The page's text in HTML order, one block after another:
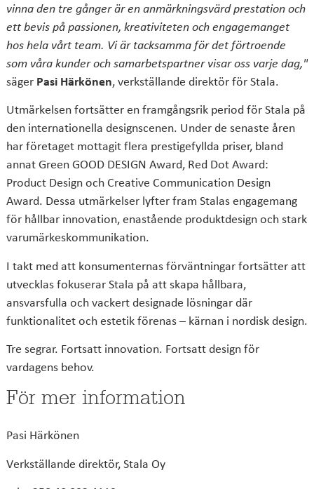
vinna den tre gånger är en anmärkningsvärd prestation och
ett bevis på passionen, kreativiteten och engagemanget
hos hela vårt team. Vi är tacksamma för det förtroende
som våra kunder och samarbetspartner visar oss varje dag,"
säger Pasi Härkönen , verkställande direktör för Stala.
Utmärkelsen fortsätter en framgångsrik period för Stala på
den internationella designscenen. Under de senaste åren
har företaget mottagit flera prestigefyllda priser, bland
annat Green GOOD DESIGN Award, Red Dot Award:
Product Design och Creative Communication Design
Award. Dessa utmärkelser lyfter fram Stalas engagemang
för hållbar innovation, enastående produktdesign och stark
varumärkeskommunikation.
I takt med att konsumenternas förväntningar fortsätter att
utvecklas fokuserar Stala på att skapa hållbara,
ansvarsfulla och vackert designade lösningar där
funktionalitet och estetik förenas – kärnan i nordisk design.
Tre segrar. Fortsatt innovation. Fortsatt design för
vardagens behov.
För mer information
Pasi Härkönen
Verkställande direktör, Stala Oy